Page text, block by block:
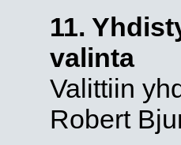
11.
valinta
Valittiin
Robert